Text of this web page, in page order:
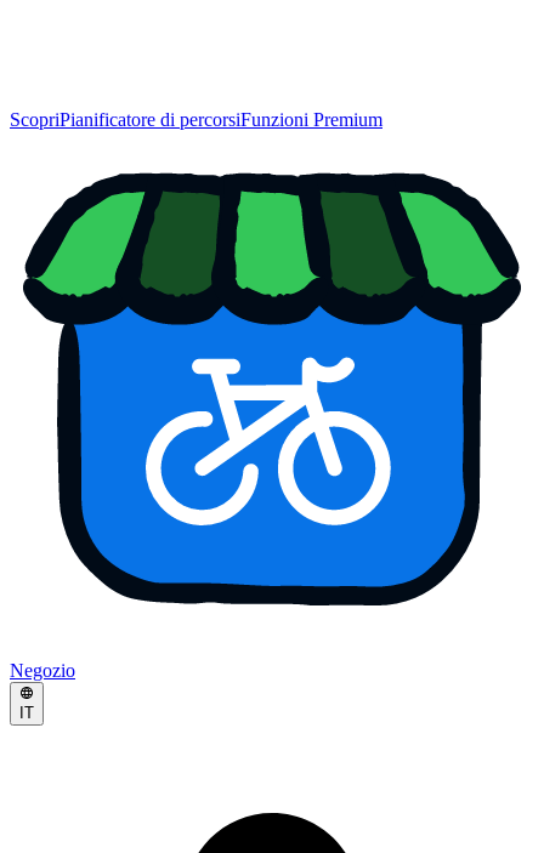
ScopriPianificatore di percorsiFunzioni Premium
Negozio
IT